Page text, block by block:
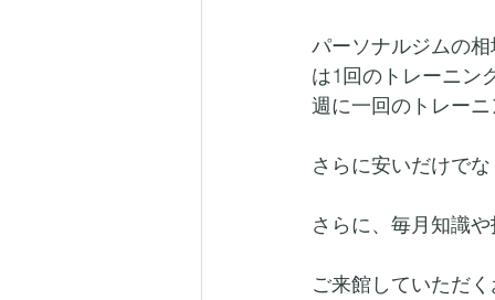
パーソナルジムの
は1回のトレーニン
週に一回のトレー
さらに安いだけで
さらに、毎月知識
ご来館していただ